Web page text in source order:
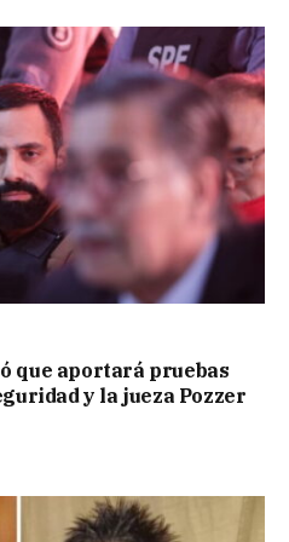
que aportará pruebas
y la jueza Pozzer